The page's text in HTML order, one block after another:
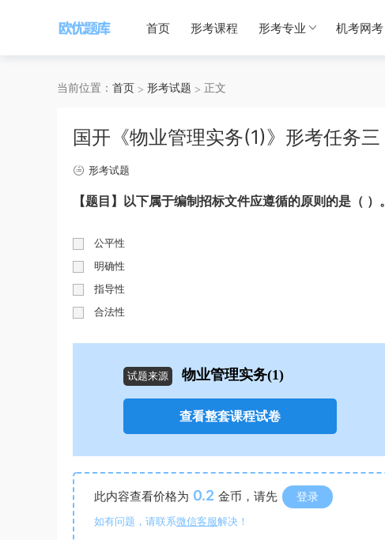
首页 形考课程 形考专业 机考网考
当前位置： 首页 形考试题 正文
国开《物业管理实务(1)》形考任务三
形考试题
【题目】以下属于编制招标文件应遵循的原则的是（ ）。
公平性
明确性
指导性
合法性
试题来源 物业管理实务(1)
查看整套课程试卷
此内容查看价格为 0.2 金币，请先 登录
如有问题，请联系微信客服解决！